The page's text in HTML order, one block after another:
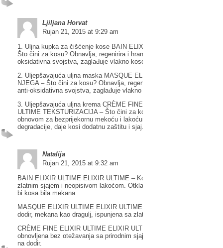
Ljiljana Horvat
Rujan 21, 2015 at 9:29 am
1. Uljna kupka za čišćenje kose BAIN ELIXIR ULTIME ELIXIR
Što čini za kosu? Obnavlja, regenirira i hrani ima omekšavajuća i anti-
oksidativna svojstva, zaglađuje vlakno kose i daje joj sjaj.
2. Uljepšavajuća uljna maska MASQUE ELIXIR ULTIME ELIXIR
NJEGA – Što čini za kosu? Obnavlja, regenirira i hrani ima
anti-oksidativna svojstva, zaglađuje vlakno kose i daje joj sjaj.
3. Uljepšavajuća uljna krema CRÈME FINE ELIXIR ULTIME ELIXIR
ULTIME TEKSTURIZACIJA – Što čini za kosu? Duboko hidratizira
obnovom za bezprijekornu mekoću i lakoću na dodir, smanjuje rizik foto
degradacije, daje kosi dodatnu zaštitu i sjaj.
Natalija
Rujan 21, 2015 at 9:32 am
BAIN ELIXIR ULTIME ELIXIR ULTIME – Kosa dobiva bogat dodir sa
zlatnim sjajem i neopisivom lakoćom. Otklanja i nježno čisti nečistoće
bi kosa bila mekana
MASQUE ELIXIR ULTIME ELIXIR ULTIME – Obogaćena kosa je
dodir, mekana kao dragulj, ispunjena sa zlatnim sjajem
CRÈME FINE ELIXIR ULTIME ELIXIR ULTIME – Kosa je hidratizirana
obnovljena bez otežavanja sa prirodnim sjajem i zaštitom. Kosa je
na dodir.